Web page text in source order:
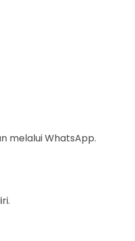
melalui WhatsApp.